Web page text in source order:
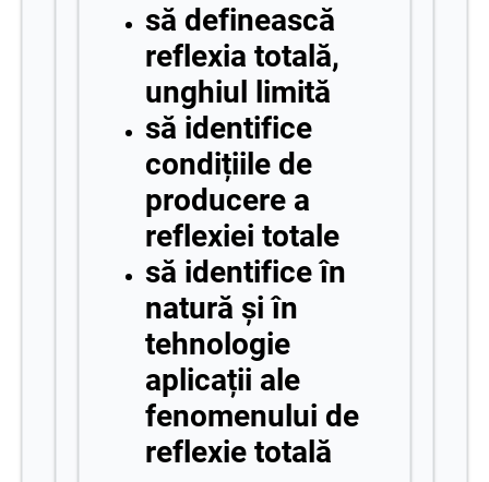
să definească
reflexia totală,
unghiul limită
să identifice
condițiile de
producere a
reflexiei totale
să identifice în
natură și în
tehnologie
aplicații ale
fenomenului de
reflexie totală